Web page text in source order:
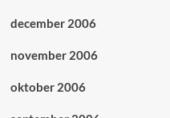
december 2006
november 2006
oktober 2006